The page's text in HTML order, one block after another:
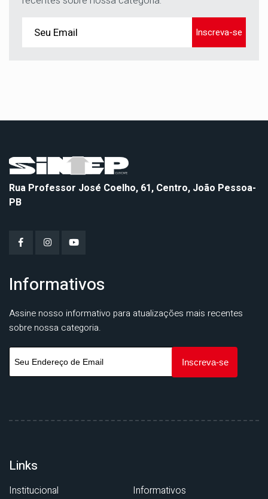
Inscreva-se
Rua Professor José Coelho, 61, Centro, João Pessoa-
PB
Informativos
Assine nosso informativo para atualizações mais recentes
sobre nossa categoria.
Links
Institucional
Informativos